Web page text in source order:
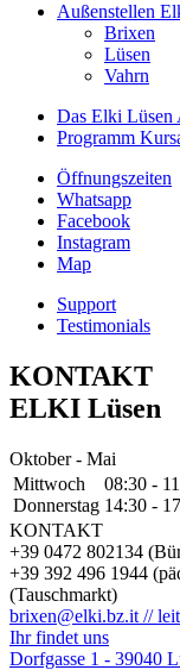
Außenstellen
Brixen
Lüsen
Vahrn
Das Elki Lüsen
Programm
Öffnungszeiten
Whatsapp
Facebook
Instagram
Map
Support
Testimonials
KONTAKT
ELKI Lüsen
Oktober - Mai
Mittwoch
Donnerstag
08:30 -
14:30 -
KONTAKT
+39 0472 802134
+39 392 496 1944
(Tauschmarkt)
brixen@elki.bz.it //
Ihr findet uns
Dorfgasse 1 - 39040